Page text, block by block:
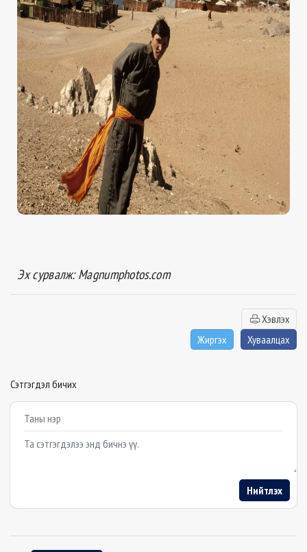
Эх сурвалж: Magnumphotos.com
Хэвлэх
Жиргэх
Хуваалцах
Сэтгэгдэл бичих
Example textarea
Нийтлэх